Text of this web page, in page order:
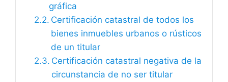
gráfica
Certificación catastral de todos los
bienes inmuebles urbanos o rústicos
de un titular
Certificación catastral negativa de la
circunstancia de no ser titular